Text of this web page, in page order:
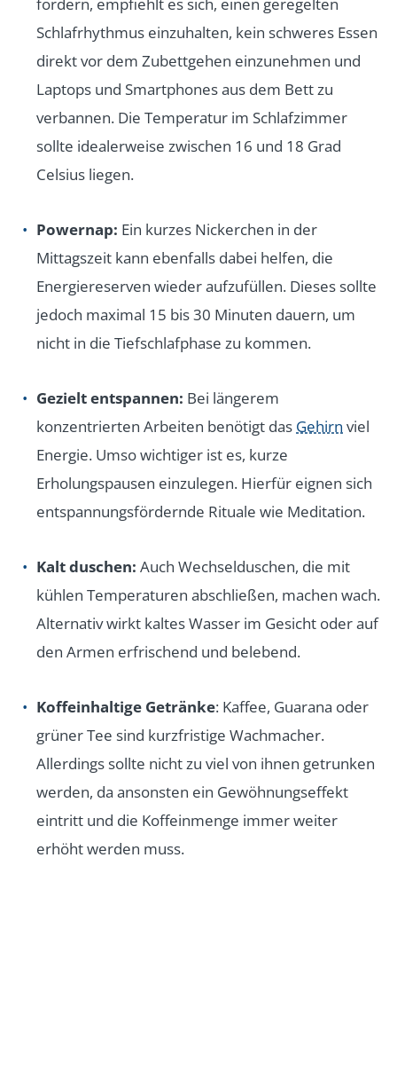
Schlafrhythmus einzuhalten, kein schweres Essen
direkt vor dem Zubettgehen einzunehmen und
Laptops und Smartphones aus dem Bett zu
verbannen. Die Temperatur im Schlafzimmer
sollte idealerweise zwischen 16 und 18 Grad
Celsius liegen.
Powernap: Ein kurzes Nickerchen in der
Mittagszeit kann ebenfalls dabei helfen, die
Energiereserven wieder aufzufüllen. Dieses sollte
jedoch maximal 15 bis 30 Minuten dauern, um
nicht in die Tiefschlafphase zu kommen.
Gezielt entspannen: Bei längerem
konzentrierten Arbeiten benötigt das Gehirn viel
Energie. Umso wichtiger ist es, kurze
Erholungspausen einzulegen. Hierfür eignen sich
entspannungsfördernde Rituale wie Meditation.
Kalt duschen: Auch Wechselduschen, die mit
kühlen Temperaturen abschließen, machen wach.
Alternativ wirkt kaltes Wasser im Gesicht oder auf
den Armen erfrischend und belebend.
Koffeinhaltige Getränke: Kaffee, Guarana oder
grüner Tee sind kurzfristige Wachmacher.
Allerdings sollte nicht zu viel von ihnen getrunken
werden, da ansonsten ein Gewöhnungseffekt
eintritt und die Koffeinmenge immer weiter
erhöht werden muss.